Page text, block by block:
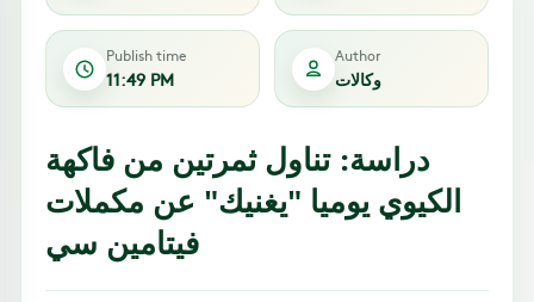
Publish time
11:49 PM
Author
وكالات
دراسة: تناول ثمرتين من فاكهة
الكيوي يوميا "يغنيك" عن مكملات
فيتامين سي